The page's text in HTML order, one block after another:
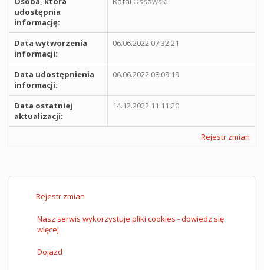
udostępnia
informację:
Data wytworzenia
informacji:
06.06.2022 07:32:21
Data udostępnienia
informacji:
06.06.2022 08:09:19
Data ostatniej
aktualizacji:
14.12.2022 11:11:20
Rejestr zmian
Rejestr zmian
Nasz serwis wykorzystuje pliki cookies - dowiedz się
więcej
Dojazd